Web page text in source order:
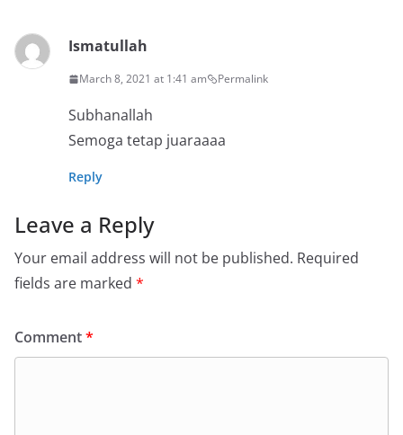
Ismatullah
March 8, 2021 at 1:41 am Permalink
Subhanallah
Semoga tetap juaraaaa
Reply
Leave a Reply
Your email address will not be published. Required
fields are marked *
Comment*